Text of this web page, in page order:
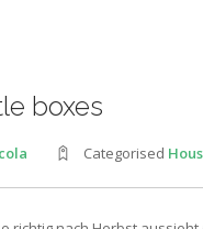
boxes
Categorised